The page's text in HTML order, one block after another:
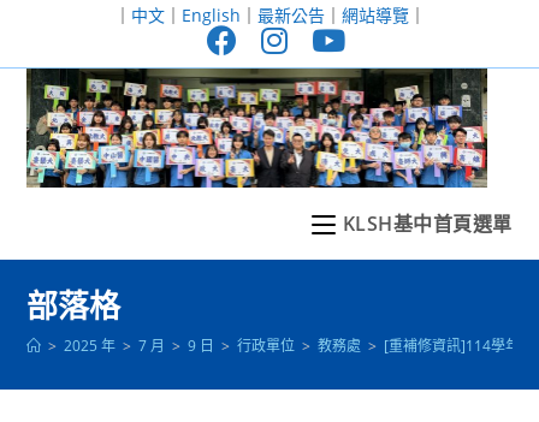
至
｜ 中文｜ English ｜ 最新公告｜ 網站導覽｜
KLSH基中首頁選單
部落格
> 2025 年 > 7 月 > 9 日 > 行政單位 > 教務處 > [重補修資訊]114學年